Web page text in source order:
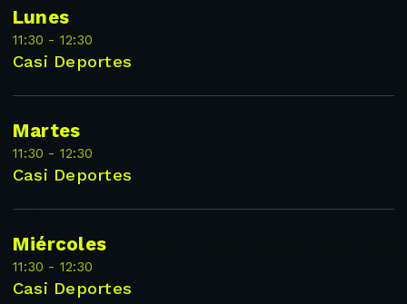
Lunes
11:30 - 12:30
Casi Deportes
Martes
11:30 - 12:30
Casi Deportes
Miércoles
11:30 - 12:30
Casi Deportes